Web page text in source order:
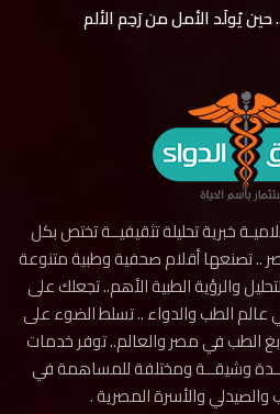
حين يُولَد الأمل من رَحِم الألم
خبرية تحليلة تثقيفيــة تختص بكل
.. تصنعها أقلام صحفية وطبية متنوعة
والرؤية الطبية الأهم.. تجعلك على
الطب والدواء .. تسلط الضوء على
الطب في مصر والعالم.. توفر خدمات
وشيقــة ومختلفة للمساهمة في
والصيدلي والأسرة المصرية .